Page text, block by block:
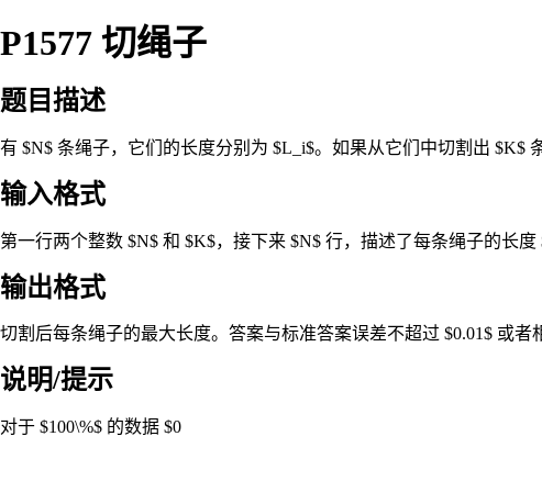
P1577 切绳子
题目描述
有 $N$ 条绳子，它们的长度分别为 $L_i$。如果从它们中切割出 $K$
输入格式
第一行两个整数 $N$ 和 $K$，接下来 $N$ 行，描述了每条绳子的长度
输出格式
切割后每条绳子的最大长度。答案与标准答案误差不超过 $0.01$ 或者
说明/提示
对于 $100\%$ 的数据 $0